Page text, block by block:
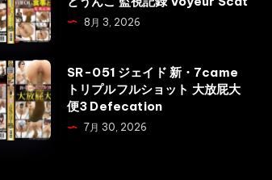
8月 3, 2026
SR-051 ジェイド 新・7came
トリプルフルショット 大放屁大
便3 Defecation
7月 30, 2026